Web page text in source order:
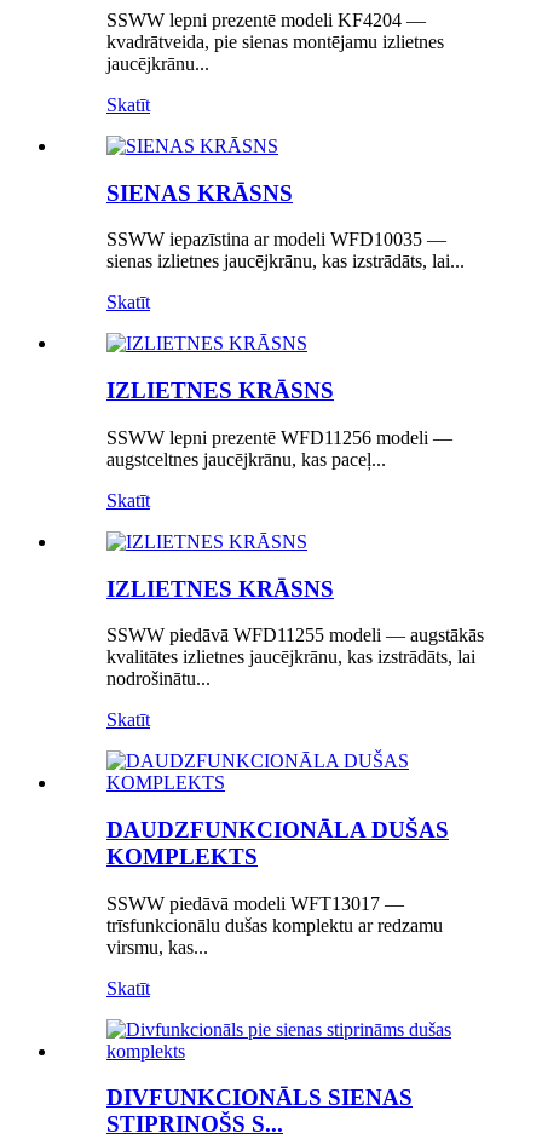
SSWW lepni prezentē modeli KF4204 —
kvadrātveida, pie sienas montējamu izlietnes
jaucējkrānu...
Skatīt
SIENAS KRĀSNS
SSWW iepazīstina ar modeli WFD10035 —
sienas izlietnes jaucējkrānu, kas izstrādāts, lai...
Skatīt
IZLIETNES KRĀSNS
SSWW lepni prezentē WFD11256 modeli —
augstceltnes jaucējkrānu, kas paceļ...
Skatīt
IZLIETNES KRĀSNS
SSWW piedāvā WFD11255 modeli — augstākās
kvalitātes izlietnes jaucējkrānu, kas izstrādāts, lai
nodrošinātu...
Skatīt
DAUDZFUNKCIONĀLA DUŠAS
KOMPLEKTS
SSWW piedāvā modeli WFT13017 —
trīsfunkcionālu dušas komplektu ar redzamu
virsmu, kas...
Skatīt
DIVFUNKCIONĀLS SIENAS
STIPRINOŠS S...